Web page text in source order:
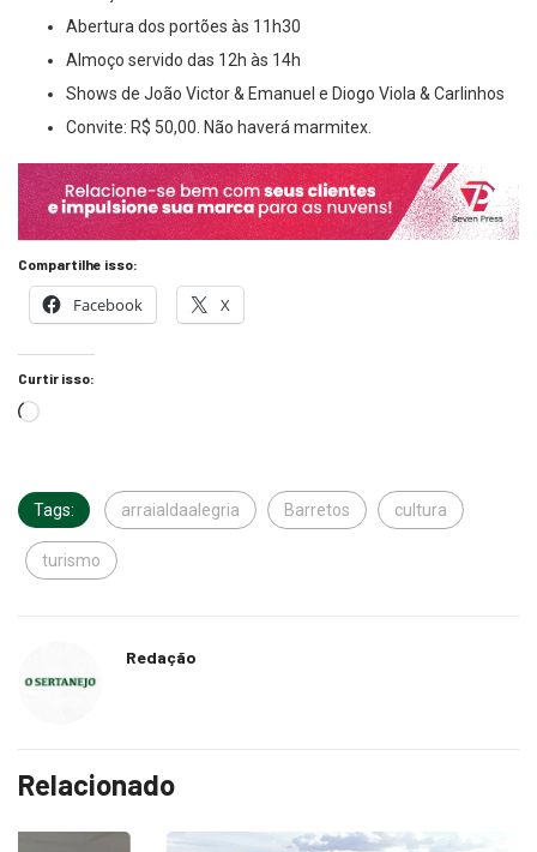
Abertura dos portões às 11h30
Almoço servido das 12h às 14h
Shows de João Victor & Emanuel e Diogo Viola & Carlinhos
Convite: R$ 50,00. Não haverá marmitex.
Compartilhe isso:
Facebook X
Curtir isso:
Tags: arraialdaalegria Barretos cultura
turismo
Redação
Relacionado